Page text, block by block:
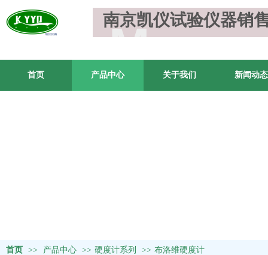
M
南京凯仪试验仪器销
首页 产品中心 关于我们 新闻动态
首页 >> 产品中心 >> 硬度计系列 >> 布洛维硬度计